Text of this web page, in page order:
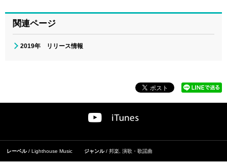
関連ページ
2019年 リリース情報
レーベル Lighthouse Music ジャンル 邦楽, 演歌・歌謡曲